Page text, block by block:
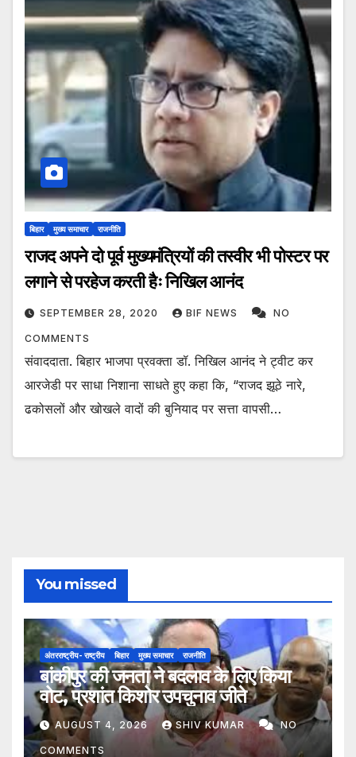
बिहार मुख्य समाचार राजनीति
राजद अपने दो पूर्व मुख्यमंत्रियों की तस्वीर भी पोस्टर पर
लगाने से परहेज करती हैः निखिल आनंद
SEPTEMBER 28, 2020 BIF NEWS NO
COMMENTS
संवाददाता. बिहार भाजपा प्रवक्ता डॉ. निखिल आनंद ने ट्वीट कर
आरजेडी पर साधा निशाना साधते हुए कहा कि, “राजद झूठे नारे,
ढकोसलों और खोखले वादों की बुनियाद पर सत्ता वापसी…
You missed
अंतरराष्ट्रीय- राष्ट्रीय बिहार मुख्य समाचार राजनीति
बांकीपुर की जनता ने बदलाव के लिए किया
वोट, प्रशांत किशोर उपचुनाव जीते
AUGUST 4, 2026 SHIV KUMAR NO
COMMENTS